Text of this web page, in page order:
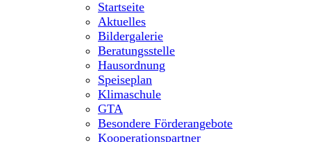
Startseite
Aktuelles
Bildergalerie
Beratungsstelle
Hausordnung
Speiseplan
Klimaschule
GTA
Besondere Förderangebote
Kooperationspartner